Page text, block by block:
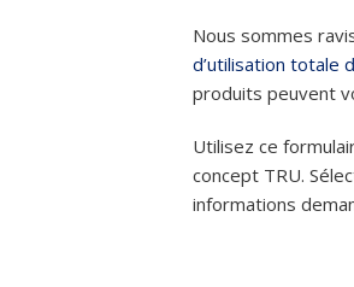
Nous sommes
d’utilisation totale
produits peuvent
Utilisez ce
concept TRU.
informations